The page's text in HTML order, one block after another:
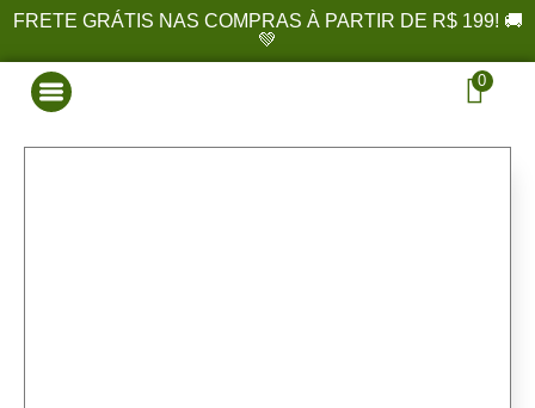
FRETE GRÁTIS NAS COMPRAS À PARTIR DE R$ 199! 🚚
💚
0